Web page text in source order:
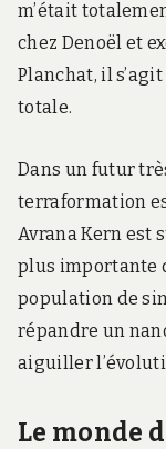
m’était
chez Denoël et
Planchat, il
totale.
Dans un futur
terraformation
Avrana Kern est
plus importante
population de
répandre un
aiguiller
Le monde